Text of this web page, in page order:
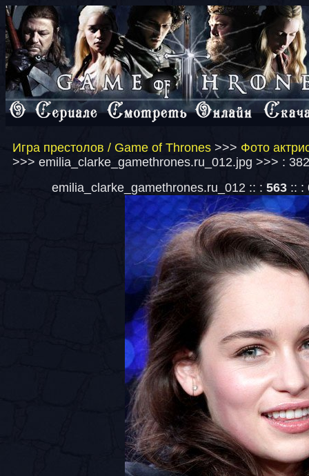
Игра престолов / Game of Thrones >>> Фото
>>> emilia_clarke_gamethrones.ru_012.jpg >>> :
emilia_clarke_gamethrones.ru_012 :: : 563 :: :